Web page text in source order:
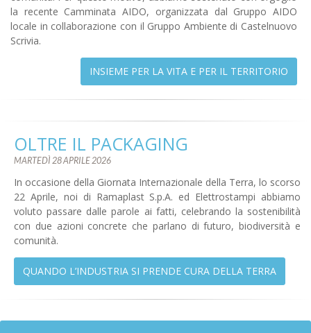
la recente Camminata AIDO, organizzata dal Gruppo AIDO
locale in collaborazione con il Gruppo Ambiente di Castelnuovo
Scrivia.
INSIEME PER LA VITA E PER IL TERRITORIO
OLTRE IL PACKAGING
MARTEDÌ 28 APRILE 2026
In occasione della Giornata Internazionale della Terra, lo scorso
22 Aprile, noi di Ramaplast S.p.A. ed Elettrostampi abbiamo
voluto passare dalle parole ai fatti, celebrando la sostenibilità
con due azioni concrete che parlano di futuro, biodiversità e
comunità.
QUANDO L’INDUSTRIA SI PRENDE CURA DELLA TERRA